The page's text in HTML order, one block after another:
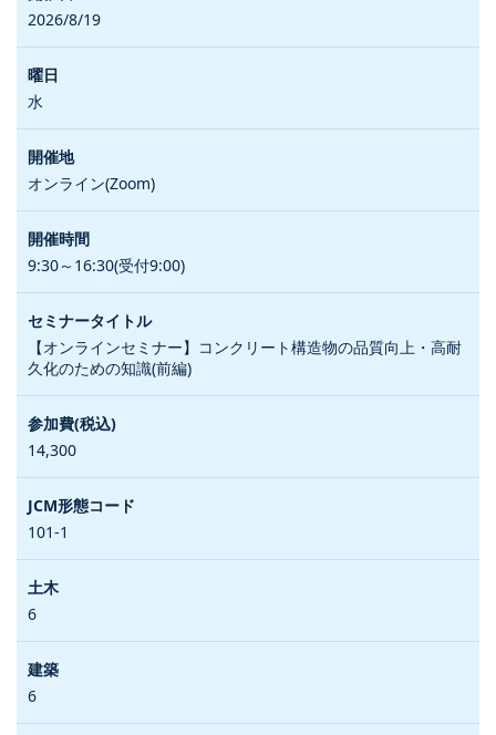
2026/8/19
水
オンライン(Zoom)
9:30～16:30(受付9:00)
【オンラインセミナー】コンクリート構造物の品質向上・高耐
久化のための知識(前編)
14,300
101-1
6
6